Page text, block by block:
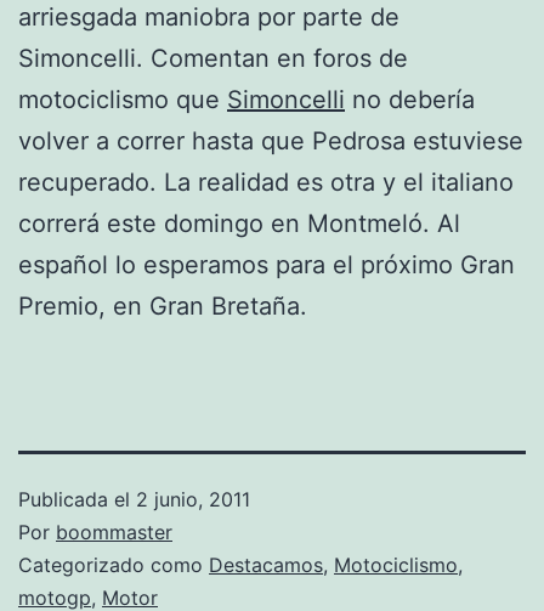
arriesgada maniobra por parte de
Simoncelli. Comentan en foros de
motociclismo que Simoncelli no debería
volver a correr hasta que Pedrosa estuviese
recuperado. La realidad es otra y el italiano
correrá este domingo en Montmeló. Al
español lo esperamos para el próximo Gran
Premio, en Gran Bretaña.
Publicada el 2 junio, 2011
Por boommaster
Categorizado como Destacamos, Motociclismo,
motogp, Motor